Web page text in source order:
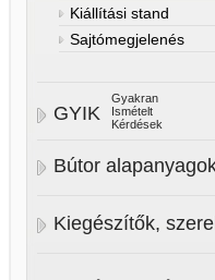
Kiállítási stand
Sajtómegjelenés
GYIK
Gyakran
Ismételt
Kérdések
Bútor
Kiegészítők,